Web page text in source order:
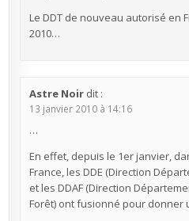
Le DDT de nouveau autorisé en
2010…
Astre Noir dit :
13 janvier 2010 à 14:16
…
En effet, depuis le 1er janvier,
France, les DDE (Direction
et les DDAF (Direction
Forêt) ont fusionné pour donner